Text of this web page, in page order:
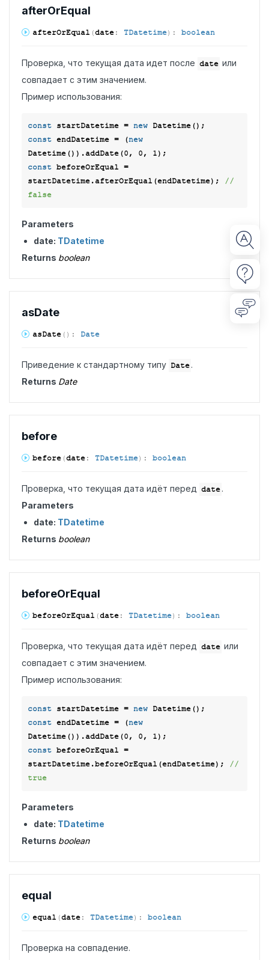
afterOrEqual
afterOrEqual (date: TDatetime) : boolean
Проверка, что текущая дата идет после date или
совпадает с этим значением.
Пример использования:
const startDatetime = new
const endDatetime = (new
Datetime()).addDate(0, 0, 1
const beforeOrEqual =
startDatetime.afterOrEqual(endDatetime); //
false
Parameters
date: TDatetime
Returns boolean
asDate
asDate ( ) : Date
Приведение к стандартному типу Date .
Returns Date
before
before (date: TDatetime) : boolean
Проверка, что текущая дата идёт перед date .
Parameters
date: TDatetime
Returns boolean
beforeOrEqual
beforeOrEqual (date: TDatetime) : boolean
Проверка, что текущая дата идёт перед date или
совпадает с этим значением.
Пример использования:
const startDatetime = new
const endDatetime = (new
Datetime()).addDate(0, 0, 1
const beforeOrEqual =
startDatetime.beforeOrEqual(endDatetime); //
true
Parameters
date: TDatetime
Returns boolean
equal
equal (date: TDatetime) : boolean
Проверка на совпадение.